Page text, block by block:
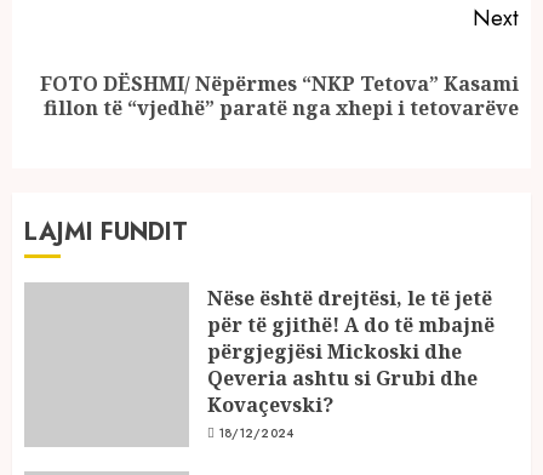
Next
Next
post:
FOTO DËSHMI/ Nëpërmes “NKP Tetova” Kasami
fillon të “vjedhë” paratë nga xhepi i tetovarëve
LAJMI FUNDIT
Nëse është drejtësi, le të jetë
për të gjithë! A do të mbajnë
përgjegjësi Mickoski dhe
Qeveria ashtu si Grubi dhe
Kovaçevski?
18/12/2024